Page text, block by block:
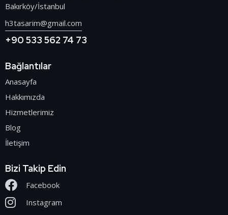
Bakırköy/İstanbul
h3tasarim@gmail.com
+90 533 562 74 73
Bağlantılar
Anasayfa
Hakkımızda
Hizmetlerimiz
Blog
İletişim
Bizi Takip Edin
Facebook
Instagram